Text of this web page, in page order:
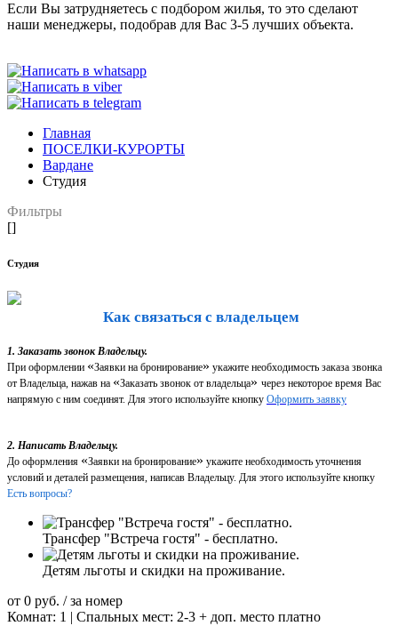
Если Вы затрудняетесь с подбором жилья, то это сделают
наши менеджеры, подобрав для Вас 3-5 лучших объекта.
Главная
ПОСЕЛКИ-КУРОРТЫ
Вардане
Студия
Фильтры
[]
Студия
Как связаться с владельцем
1. Заказать звонок Владельцу.
При оформлении «Заявки на бронирование» укажите необходимость заказа звонка
от Владельца, нажав на «Заказать звонок от владельца» через некоторое время Вас
напрямую с ним соединят. Для этого используйте кнопку Оформить заявку
2. Написать Владельцу.
До оформления «Заявки на бронирование» укажите необходимость уточнения
условий и деталей размещения, написав Владельцу. Для этого используйте кнопку
Есть вопросы?
Трансфер "Встреча гостя" - бесплатно.
Детям льготы и скидки на проживание.
от 0 руб. / за номер
Комнат: 1 | Спальных мест: 2-3 + доп. место платно